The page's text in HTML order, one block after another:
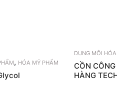
, HÓA MỸ PHẨM
DUNG MÔI
CỒN
HÀNG